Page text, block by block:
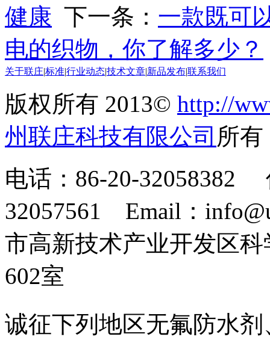
健康 下一条： 一款既可
电的织物，你了解多少？
关于联庄标准行业动态技术文章 新品发布联系我们
版权所有 2013© http://
州联庄科技有限公司 所
电话：86-20-32058382
32057561 Email：
市高新技术产业开发区
602室
诚征下列地区无氟防水